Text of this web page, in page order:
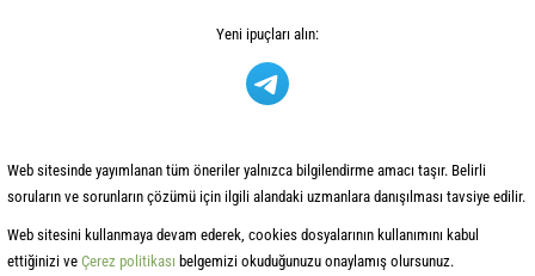
Yeni ipuçları alın:
Web sitesinde yayımlanan tüm öneriler yalnızca bilgilendirme amacı taşır. Belirli
soruların ve sorunların çözümü için ilgili alandaki uzmanlara danışılması tavsiye edilir.
Web sitesini kullanmaya devam ederek, cookies dosyalarının kullanımını kabul
ettiğinizi ve Çerez politikası belgemizi okuduğunuzu onaylamış olursunuz.